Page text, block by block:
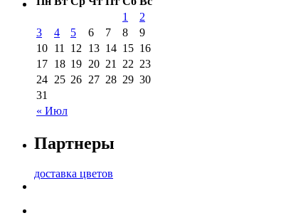
« Июл
1
2
3
4 5 6 7 8
9
10 11 12 13 14 15 16
17 18 19 20 21 22 23
24 25 26 27 28 29 30
31
Партнеры
доставка цветов